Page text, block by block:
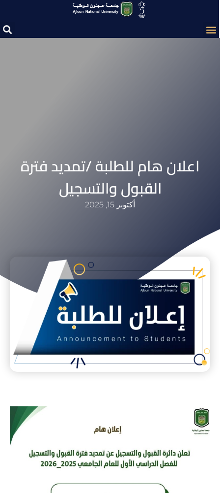
اعلان هام للطلبة /تمديد فترة
القبول والتسجيل
أكتوبر 15, 2025